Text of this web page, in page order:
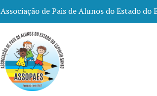
Associação de Pais de Alunos do Estado